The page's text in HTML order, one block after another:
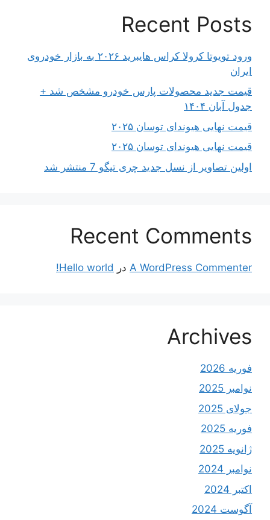
Recent Posts
ورود تویوتا کرولا کراس هایبرید ۲۰۲۶ به بازار خودروی
ایران
قیمت جدید محصولات پارس خودرو مشخص شد +
جدول آبان ۱۴۰۴
قیمت نهایی هیوندای توسان ۲۰۲۵
قیمت نهایی هیوندای توسان ۲۰۲۵
اولین تصاویر از نسل جدید چری تیگو 7 منتشر شد
Recent Comments
A WordPress Commenter در Hello world!
Archives
فوریه 2026
نوامبر 2025
جولای 2025
فوریه 2025
ژانویه 2025
نوامبر 2024
اکتبر 2024
آگوست 2024